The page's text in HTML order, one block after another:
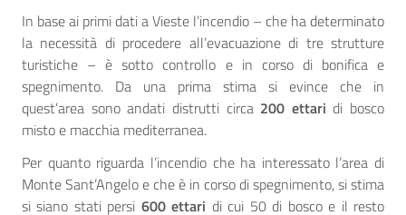
In base ai primi dati a Vieste l’incendio – che ha determinato
la necessità di procedere all’evacuazione di tre strutture
turistiche – è sotto controllo e in corso di bonifica e
spegnimento. Da una prima stima si evince che in
quest’area sono andati distrutti circa 200 ettari di bosco
misto e macchia mediterranea.
Per quanto riguarda l’incendio che ha interessato l’area di
Monte Sant’Angelo e che è in corso di spegnimento, si stima
si siano stati persi 600 ettari di cui 50 di bosco e il resto